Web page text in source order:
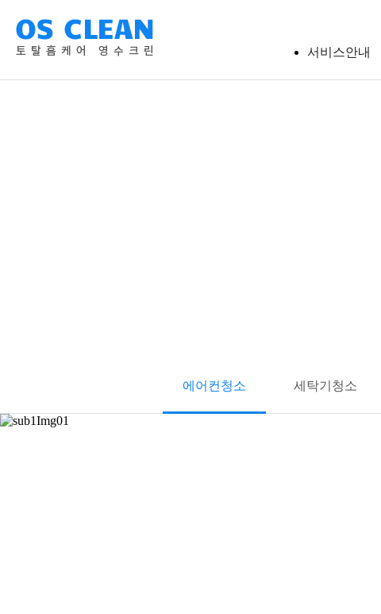
서비스안내
에어컨청소 세탁기청소